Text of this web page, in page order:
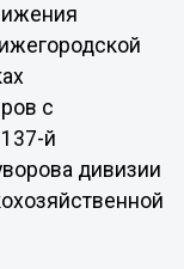
с
й
дивизии